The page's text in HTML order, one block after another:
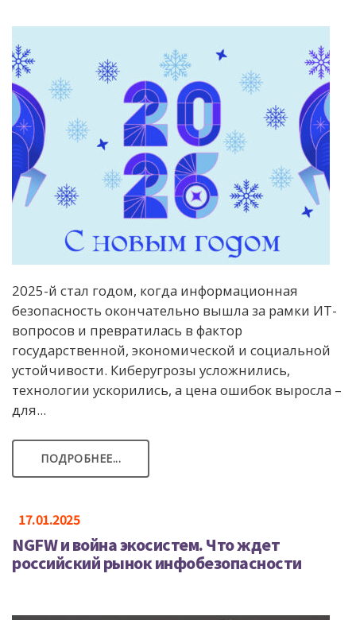
2025-й стал годом, когда информационная
безопасность окончательно вышла за рамки ИТ-
вопросов и превратилась в фактор
государственной, экономической и социальной
устойчивости. Киберугрозы усложнились,
технологии ускорились, а цена ошибок выросла –
для...
ПОДРОБНЕЕ...
17.01.2025
NGFW и война экосистем. Что ждет
российский рынок инфобезопасности